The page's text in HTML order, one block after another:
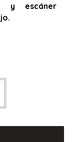
y escáner